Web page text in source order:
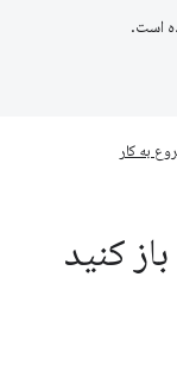
است.
به کار